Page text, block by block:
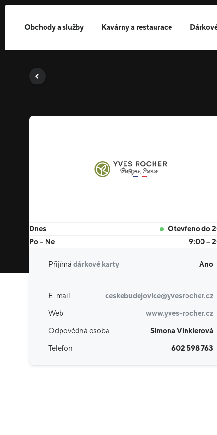
Obchody a služby Kavárny a restaurace
Dnes
Otevřeno do
Po – Ne
9:00 –
Přijímá dárkové karty Ano
E-mail
ceskebudejovice@yvesrocher.cz
Web
www.yves-rocher.cz
Odpovědná osoba
Simona Vinklerová
Telefon
602 598 763